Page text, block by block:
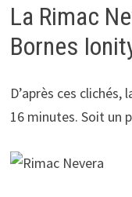
La Rimac
Bornes
D’après ces clichés,
16 minutes. Soit un